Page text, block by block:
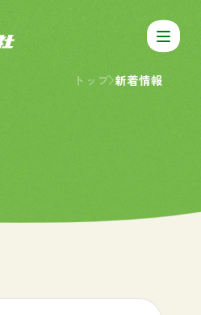
トップ 新着情報